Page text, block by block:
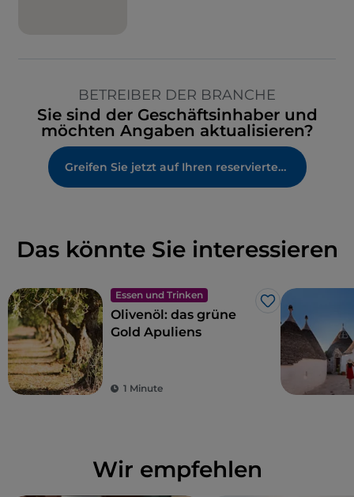
BETREIBER DER BRANCHE
Sie sind der Geschäftsinhaber und
möchten Angaben aktualisieren?
Greifen Sie jetzt auf Ihren reservierten Bereich zu
Das könnte Sie interessieren
Essen und Trinken
Like
Olivenöl: das grüne
Gold Apuliens
1 Minute
Wir empfehlen